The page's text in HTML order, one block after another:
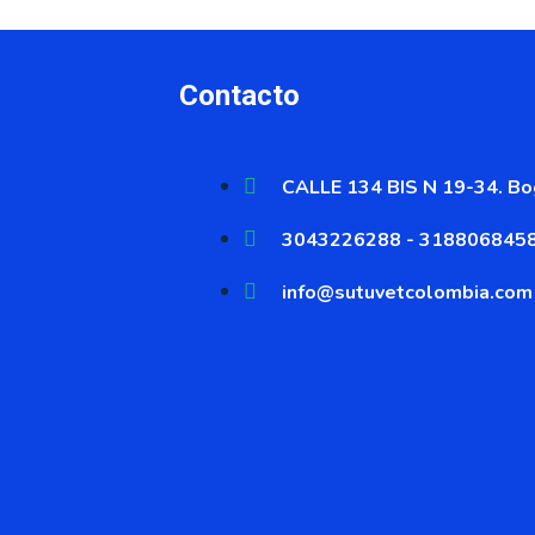
Contacto
CALLE 134 BIS N 19-34.
3043226288 -
info@sutuvetcolombia.com